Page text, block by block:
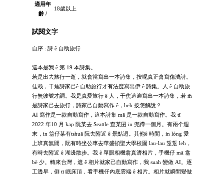
適用年
齡 /
18歲以上
試閱文字
自序 : 詩 ê 自助旅行
這本是我 ê 第 19 本詩集。
若是出去旅行一逝，就會當寫出一本詩集，按呢真正會寫傷濟詩。
佳哉，干焦詩家己ê 自助旅行才有法度寫出伊 ê 詩集。人 ê 自助旅
行無彼號才調。我是真愛旅行 ê 人，干焦這遍寫出一本詩集，若 m̄
是詩家己去旅行，詩家己自動寫作 ê，beh 按怎解說？
AI 寫作是一款自動寫作，這本詩集 mā 是一款自動寫作。我 tī
2022 年10 月 kap 阮某去 Seattle 查某囝 in 兜蹛一個月。有兩个週
末，in 翁仔某有tshuā 阮去附近 ê 景點迌。其他ê 時間，in lóng 愛
上班真無閒，阮有時坐公車去華盛頓聖大學校園 lau-lau 踅踅 leh，
有時去附近 ê 湖邊散步。我 ê 單眼相機翕真濟相片，手機仔 mā 翕
bē 少。轉來台灣，遮 ê 相片就家己自動寫作，我 suah 變做 AI。逐
工透早，倒 tī 眠床頂，看手機仔內底雲端 ê 相片。相片就瞬間變做